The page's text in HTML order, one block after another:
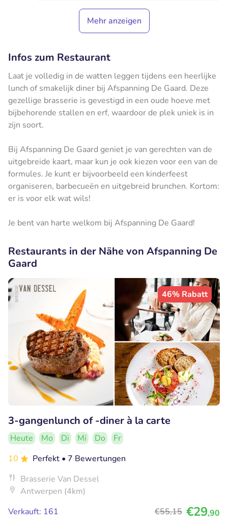
Mehr anzeigen
Infos zum Restaurant
Laat je volledig in de watten leggen tijdens een heerlijke
lunch of smakelijk diner bij Afspanning De Gaard. Deze
gezellige brasserie is gevestigd in een oude hoeve met
bijbehorende stallen en erf, waardoor de plek uniek is in
zijn soort.
Bij Afspanning De Gaard geniet je van gerechten van de
uitgebreide kaart, maar kun je ook kiezen voor een van de
formules. Je kunt er bijvoorbeeld een kinderfeest
organiseren, barbecueën en uitgebreid brunchen. Kortom:
er is voor elk wat wils!
Je bent van harte welkom bij Afspanning De Gaard!
Restaurants in der Nähe von Afspanning De
Gaard
46% Rabatt
3-gangenlunch of -diner à la carte
Heute Mo Di Mi Do
Fr
10
Perfekt • 7 Bewertungen
Brasserie Van Dessel
Antwerpen (4km)
Verkauft: 161
€55,15 €29,90